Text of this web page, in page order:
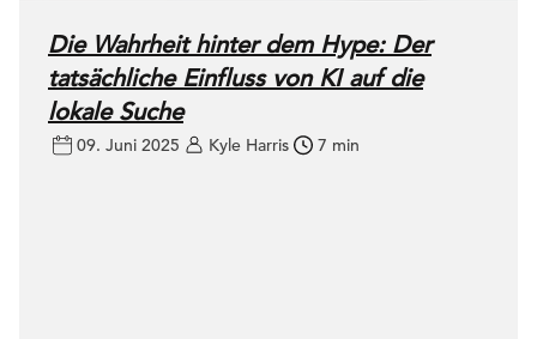
Die Wahrheit hinter dem Hype: Der
tatsächliche Einfluss von KI auf die
lokale Suche
09. Juni 2025 Kyle Harris 7 min